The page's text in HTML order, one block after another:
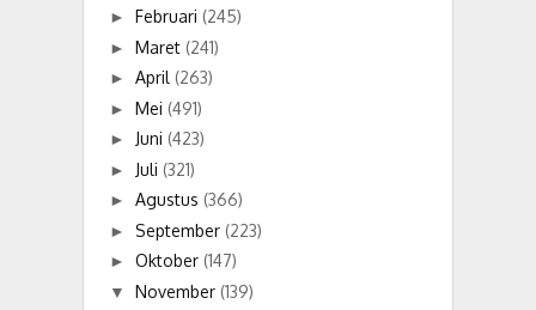
► Februari (245)
► Maret (241)
► April (263)
► Mei (491)
► Juni (423)
► Juli (321)
► Agustus (366)
► September (223)
► Oktober (147)
▼ November (139)